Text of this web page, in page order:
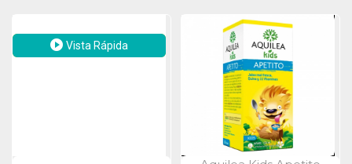
Vista Rápida